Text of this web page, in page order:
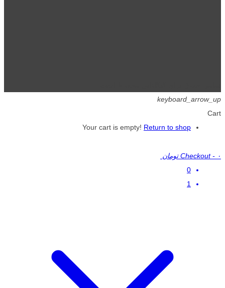
keyboard_arrow_up
Cart
Your cart is empty! Return to shop
Checkout - ۰ تومان
0
1